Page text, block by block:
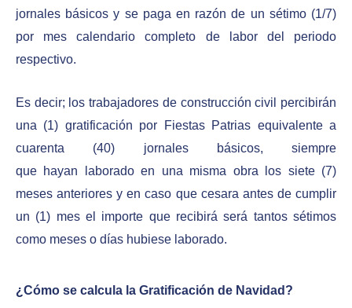
jornales básicos y se paga en razón de un sétimo (1/7)
por mes calendario completo de labor del periodo
respectivo.
Es decir; los trabajadores de construcción civil percibirán
una (1) gratificación por Fiestas Patrias equivalente a
cuarenta (40) jornales básicos, siempre
que hayan laborado en una misma obra los siete (7)
meses anteriores y en caso que cesara antes de cumplir
un (1) mes el importe que recibirá será tantos sétimos
como meses o días hubiese laborado.
¿Cómo se calcula la Gratificación de Navidad?